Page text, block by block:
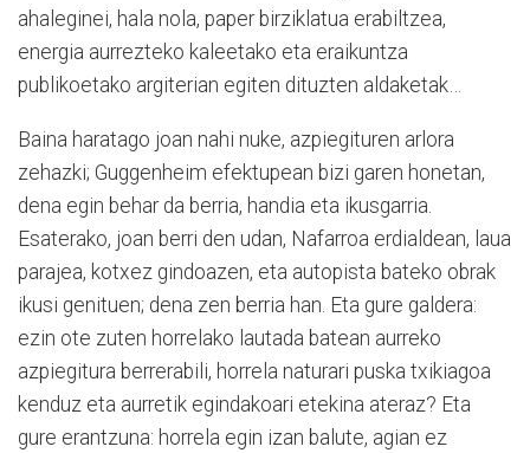
ahaleginei, hala nola, paper birziklatua erabiltzea,
energia aurrezteko kaleetako eta eraikuntza
publikoetako argiterian egiten dituzten aldaketak…
Baina haratago joan nahi nuke, azpiegituren arlora
zehazki; Guggenheim efektupean bizi garen honetan,
dena egin behar da berria, handia eta ikusgarria.
Esaterako, joan berri den udan, Nafarroa erdialdean, laua
parajea, kotxez gindoazen, eta autopista bateko obrak
ikusi genituen; dena zen berria han. Eta gure galdera:
ezin ote zuten horrelako lautada batean aurreko
azpiegitura berrerabili, horrela naturari puska txikiagoa
kenduz eta aurretik egindakoari etekina ateraz? Eta
gure erantzuna: horrela egin izan balute, agian ez